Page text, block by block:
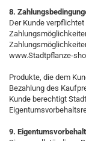
8.
Der Kunde
www.Stadtpflanze-
Produkte, die dem
Bezahlung des
Kunde berechtigt
9.